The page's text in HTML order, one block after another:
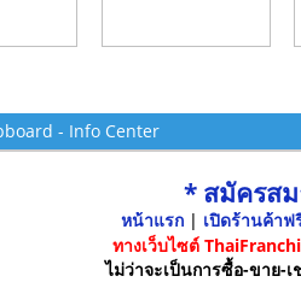
- Info Center
* สมัครส
หน้าแรก| เปิดร้านค้าฟ
ทางเว็บไซต์
ไม่ว่าจะเป็นการซื้อ-ขาย-